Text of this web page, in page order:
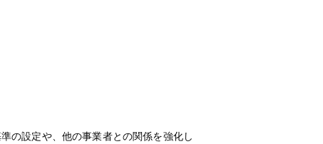
設定や、他の事業者との関係を強化し